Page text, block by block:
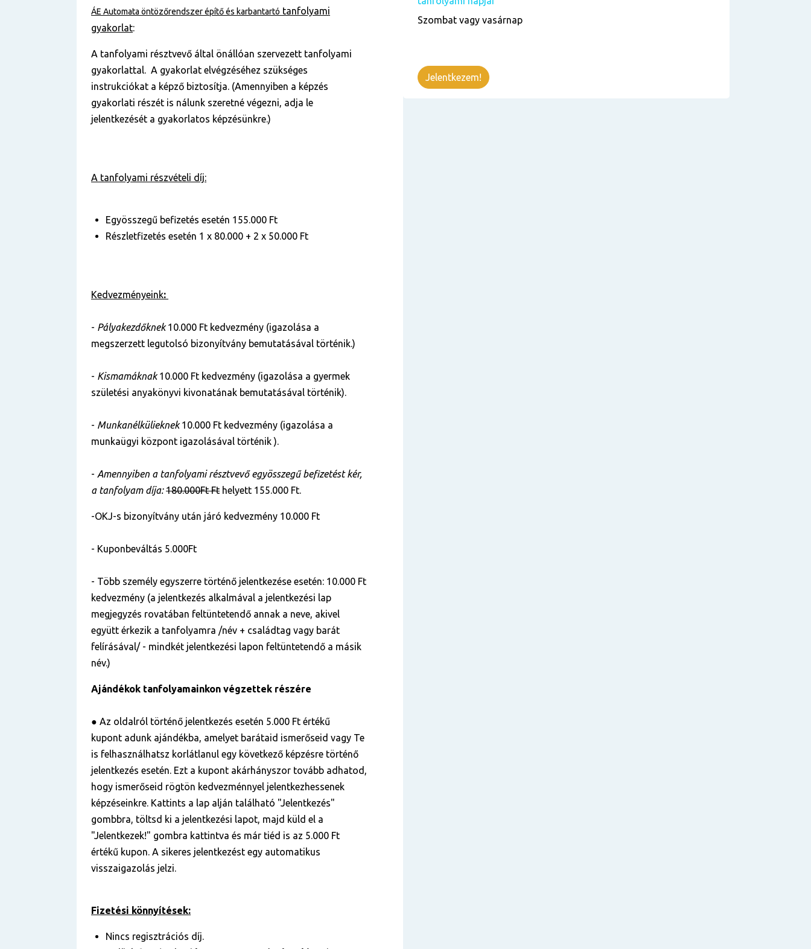
ÁE Automata öntözőrendszer építő és karbantartó tanfolyami
gyakorlat:
A tanfolyami résztvevő által önállóan szervezett tanfolyami
gyakorlattal. A gyakorlat elvégzéséhez szükséges
instrukciókat a képző biztosítja. (Amennyiben a képzés
gyakorlati részét is nálunk szeretné végezni, adja le
jelentkezését a gyakorlatos képzésünkre.)
A tanfolyami részvételi díj:
Egyösszegű befizetés esetén 155.000 Ft
Részletfizetés esetén 1 x 80.000 + 2 x 50.000 Ft
Kedvezményeink:
- Pályakezdőknek10.000 Ft kedvezmény (igazolása a
megszerzett legutolsó bizonyítvány bemutatásával történik.)
- Kismamáknak10.000 Ft kedvezmény (igazolása a gyermek
születési anyakönyvi kivonatának bemutatásával történik).
- Munkanélkülieknek10.000 Ft kedvezmény (igazolása a
munkaügyi központ igazolásával történik ).
- Amennyiben a tanfolyami résztvevő egyösszegű befizetést kér,
a tanfolyam díja: 180.000Ft Ft helyett 155.000 Ft.
-OKJ-s bizonyítvány után járó kedvezmény 10.000 Ft
- Kuponbeváltás 5.000Ft
- Több személy egyszerre történő jelentkezése esetén: 10.000 Ft
kedvezmény (a jelentkezés alkalmával a jelentkezési lap
megjegyzés rovatában feltüntetendő annak a neve, akivel
együtt érkezik a tanfolyamra /név + családtag vagy barát
felírásával/ - mindkét jelentkezési lapon feltüntetendő a másik
név.)
Ajándékok tanfolyamainkon végzettek részére
● Az oldalról történő jelentkezés esetén 5.000 Ft értékű
kupont adunk ajándékba, amelyet barátaid ismerőseid vagy Te
is felhasználhatsz korlátlanul egy következő képzésre történő
jelentkezés esetén. Ezt a kupont akárhányszor tovább adhatod,
hogy ismerőseid rögtön kedvezménnyel jelentkezhessenek
képzéseinkre. Kattints a lap alján található "Jelentkezés"
gombbra, töltsd ki a jelentkezési lapot, majd küld el a
"Jelentkezek!" gombra kattintva és már tiéd is az 5.000 Ft
értékű kupon. A sikeres jelentkezést egy automatikus
visszaigazolás jelzi.
Fizetési könnyítések:
Nincs regisztrációs díj.
Szombat vagy vasárnap
Jelentkezem!